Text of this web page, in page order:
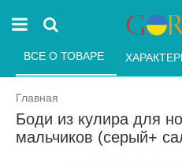
Главная
Боди из кулира для
мальчиков (серый+
ВСЕ О ТОВАРЕ